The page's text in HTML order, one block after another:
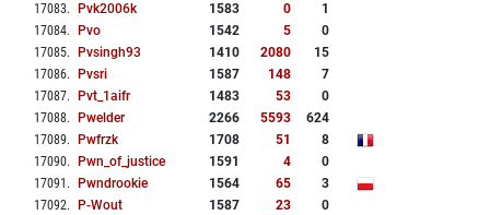
17083. Pvk2006k 1583 0
1
17084. Pvo 1542 5
0
17085. Pvsingh93 1410 2080
15
17086. Pvsri 1587 148
7
17087. Pvt_1aifr 1483 53
0
17088. Pwelder 2266 5593
624
17089. Pwfrzk 1708 51
8
17090. Pwn_of_justice 1591 4
0
17091 . Pwndrookie 1564 65
3
17092. P-Wout 1587 23
0